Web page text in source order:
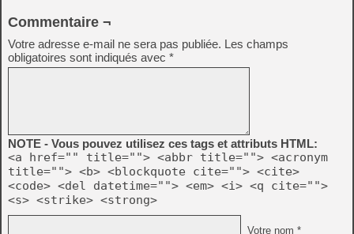
Commentaire ¬
Votre adresse e-mail ne sera pas publiée. Les champs
obligatoires sont indiqués avec *
NOTE - Vous pouvez utilisez ces tags et attributs HTML:
<a href="" title=""> <abbr title=""> <acronym
title=""> <b> <blockquote cite=""> <cite>
<code> <del datetime=""> <em> <i> <q cite="">
<s> <strike> <strong>
Votre nom *